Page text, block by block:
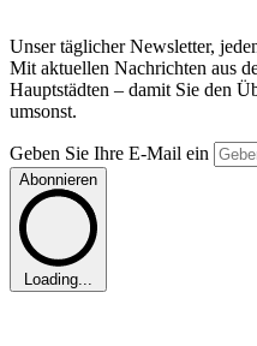
Unser täglicher Newsletter,
Mit aktuellen Nachrichten aus
Hauptstädten – damit Sie den
umsonst.
Geben Sie Ihre E-Mail ein
Abonnieren
Loading...